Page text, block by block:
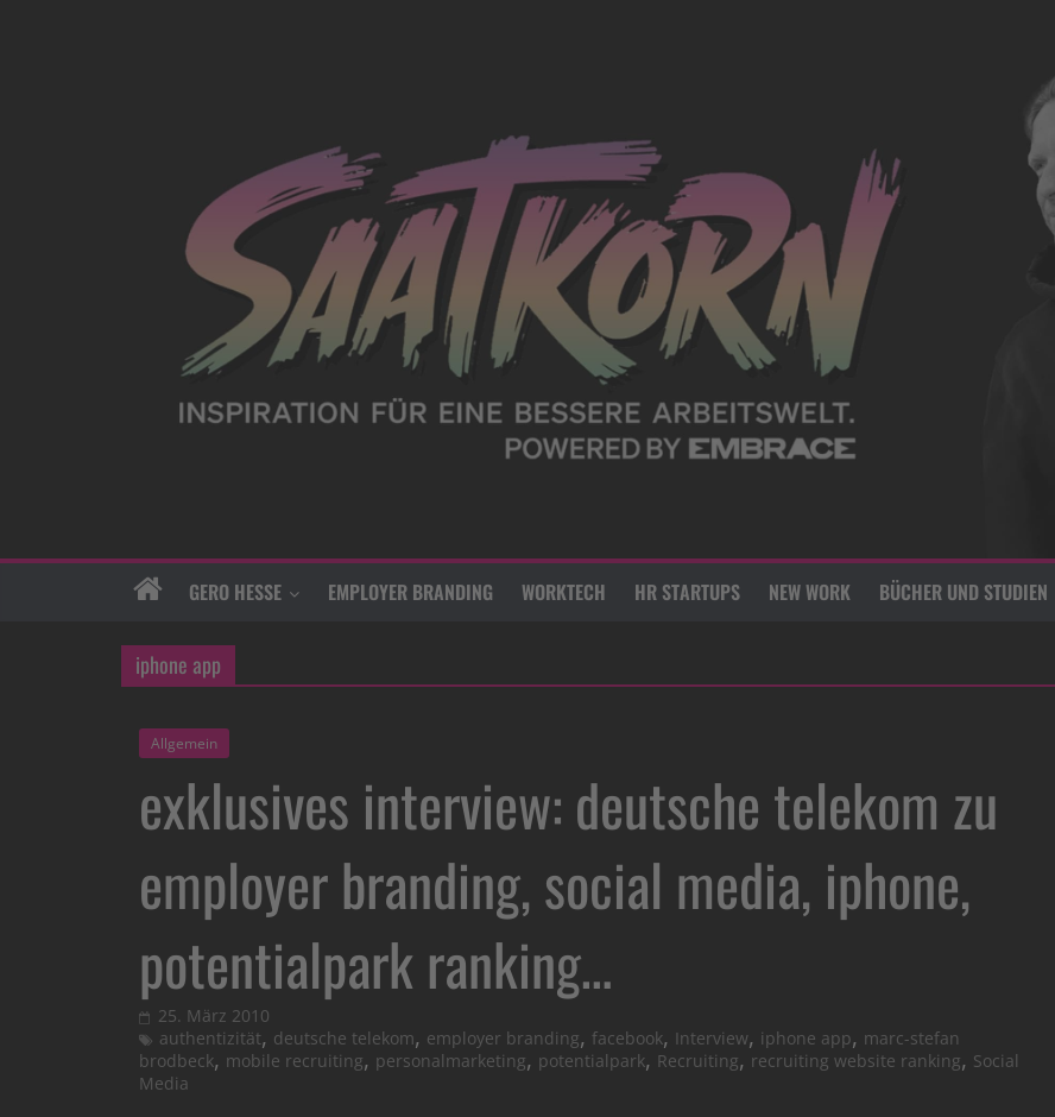
GERO HESSE EMPLOYER BRANDING WORKTECH HR STARTUPS NEW WORK BÜCHER UND STUDIEN
iphone app
Allgemein
exklusives interview: deutsche telekom zu
employer branding, social media, iphone,
potentialpark ranking…
25. März 2010
authentizität, deutsche telekom, employer branding, facebook, Interview, iphone app, marc-stefan
brodbeck, mobile recruiting, personalmarketing, potentialpark, Recruiting, recruiting website ranking, Social
Media